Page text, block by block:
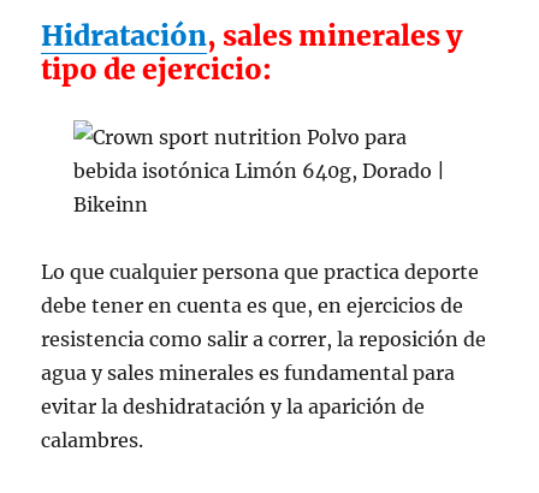
Hidratación, sales minerales y
tipo de ejercicio:
Lo que cualquier persona que practica deporte
debe tener en cuenta es que, en ejercicios de
resistencia como salir a correr, la reposición de
agua y sales minerales es fundamental para
evitar la deshidratación y la aparición de
calambres.